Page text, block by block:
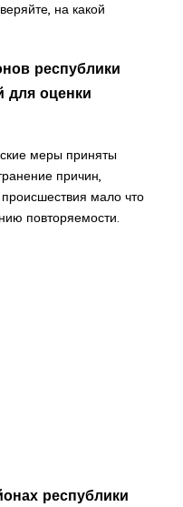
на какой
республики
для оценки
меры приняты
причин,
мало что
повторяемости.
республики